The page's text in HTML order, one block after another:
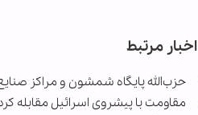
اخبار مرتبط
حزب‌الله پایگاه شمشون و مراکز
مقاومت با پیشروی اسرائیل مقابله